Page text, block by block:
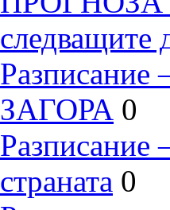
следващите
ЗАГОРА 0
страната 0